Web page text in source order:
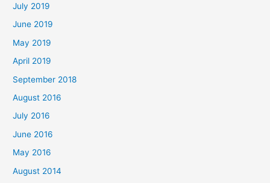
July 2019
June 2019
May 2019
April 2019
September 2018
August 2016
July 2016
June 2016
May 2016
August 2014